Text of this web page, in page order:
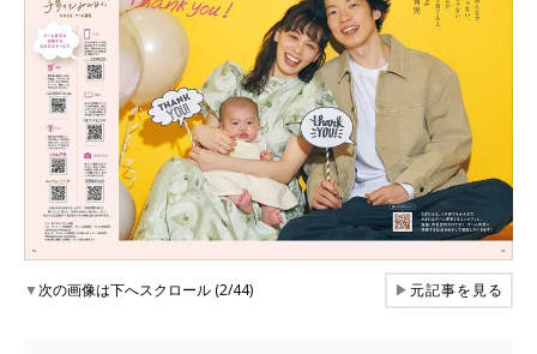
▼次の画像は下へスクロール (2/44) ▶元記事を見る